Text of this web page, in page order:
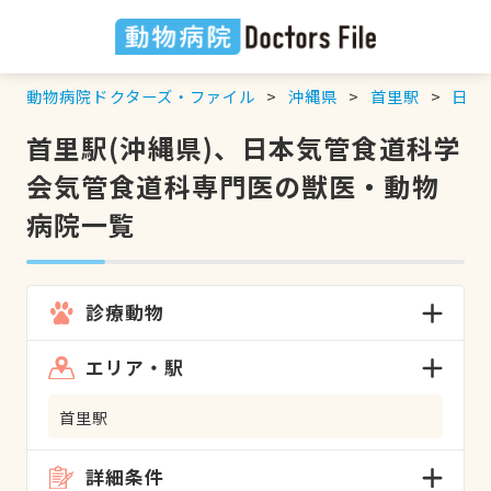
動物病院ドクターズ・ファイル 沖縄県 首里駅 日本
首里駅(沖縄県)、日本気管食道科学
会気管食道科専門医の獣医・動物
病院一覧
診療動物
エリア・駅
首里駅
詳細条件